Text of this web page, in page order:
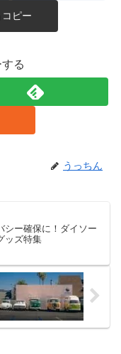
コピー
る
うっちん
シー確保に！ダイソー
ッズ特集